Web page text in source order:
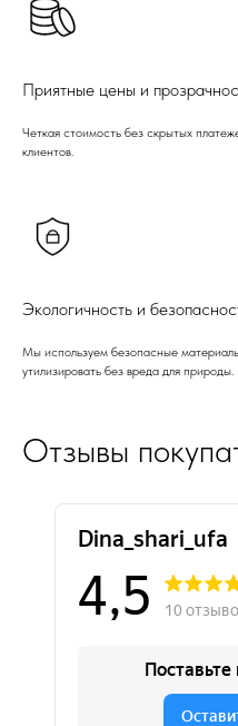
Приятные цены и
Четкая стоимость без скрытых
клиентов.
Экологичность и
Мы используем безопасные
утилизировать без вреда для природы.
Отзывы